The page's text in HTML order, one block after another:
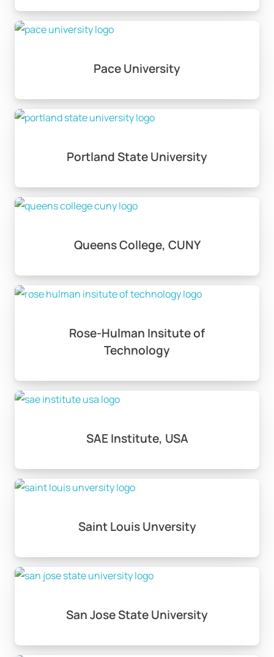
Pace University
Portland State University
Queens College, CUNY
Rose-Hulman Insitute of
Technology
SAE Institute, USA
Saint Louis Unversity
San Jose State University